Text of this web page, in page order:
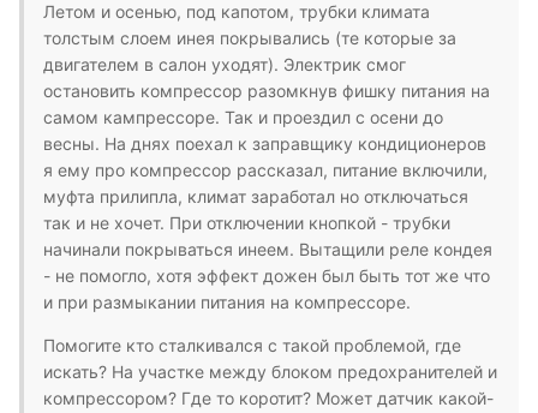
Летом и осенью, под капотом, трубки климата
толстым слоем инея покрывались (те которые за
двигателем в салон уходят). Электрик смог
остановить компрессор разомкнув фишку питания на
самом кампрессоре. Так и проездил с осени до
весны. На днях поехал к заправщику кондиционеров
я ему про компрессор рассказал, питание включили,
муфта прилипла, климат заработал но отключаться
так и не хочет. При отключении кнопкой - трубки
начинали покрываться инеем. Вытащили реле кондея
- не помогло, хотя эффект дожен был быть тот же что
и при размыкании питания на компрессоре.
Помогите кто сталкивался с такой проблемой, где
искать? На участке между блоком предохранителей и
компрессором? Где то коротит? Может датчик какой-